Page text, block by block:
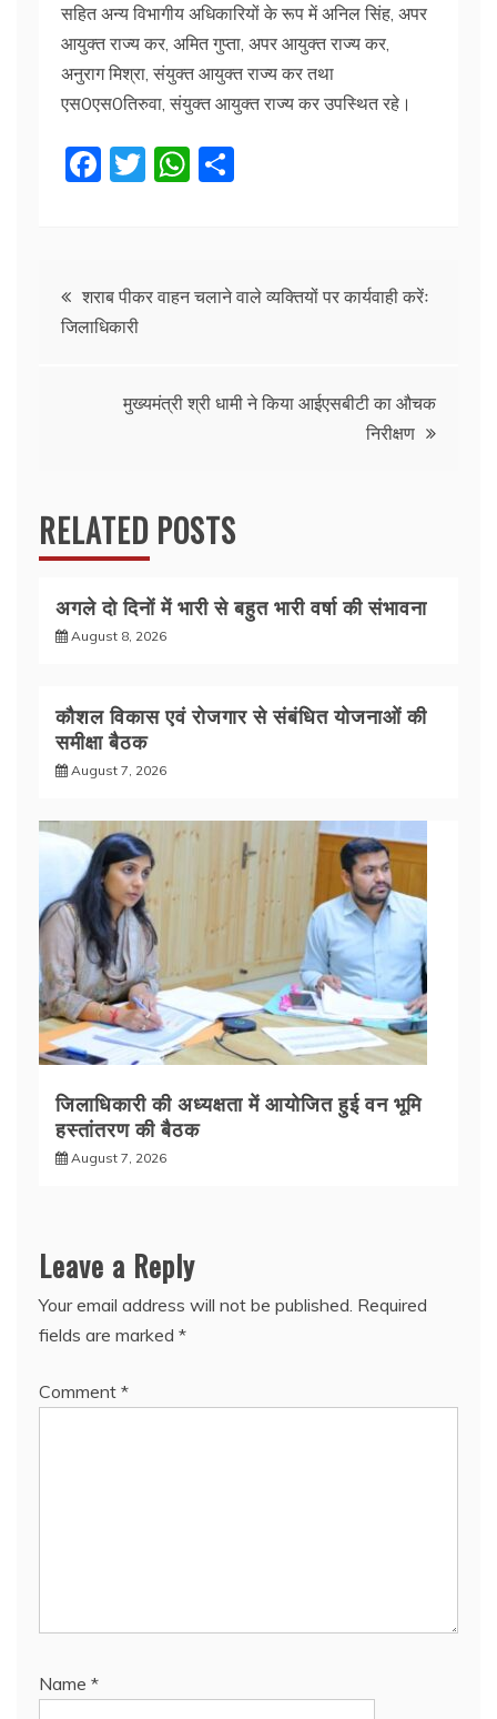
सहित अन्य विभागीय अधिकारियों के रूप में अनिल सिंह, अपर
आयुक्त राज्य कर, अमित गुप्ता, अपर आयुक्त राज्य कर,
अनुराग मिश्रा, संयुक्त आयुक्त राज्य कर तथा
एस0एस0तिरुवा, संयुक्त आयुक्त राज्य कर उपस्थित रहे।
F
b
o
T
W
A
Post
navigation
शराब पीकर वाहन चलाने वाले व्यक्तियों पर कार्यवाही करेंः
जिलाधिकारी
मुख्यमंत्री श्री धामी ने किया आईएसबीटी का औचक
निरीक्षण
RELATED POSTS
अगले दो दिनों में भारी से बहुत भारी वर्षा की संभावना
August 8, 2026
कौशल विकास एवं रोजगार से संबंधित योजनाओं की
समीक्षा बैठक
August 7, 2026
जिलाधिकारी की अध्यक्षता में आयोजित हुई वन भूमि
हस्तांतरण की बैठक
August 7, 2026
Leave a Reply
Your email address will not be published. Required
fields are marked *
Comment *
Name *